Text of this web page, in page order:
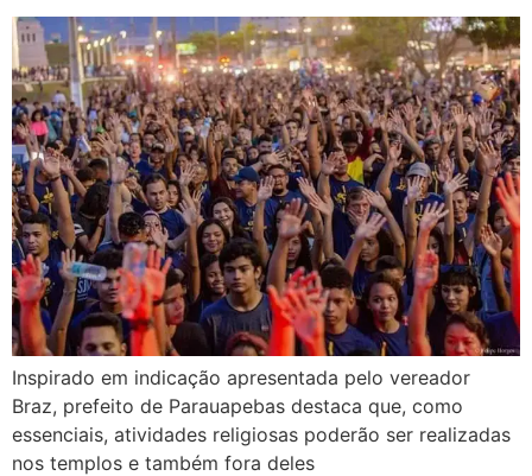
Inspirado em indicação apresentada pelo vereador
Braz, prefeito de Parauapebas destaca que, como
essenciais, atividades religiosas poderão ser realizadas
nos templos e também fora deles